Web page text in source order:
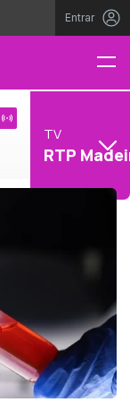
Entrar
TV
RTP